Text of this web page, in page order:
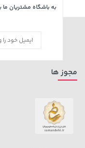
به باشگاه مشتریان
مجوز ها